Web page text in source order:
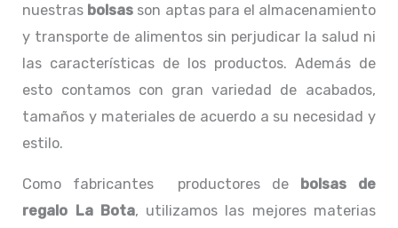
nuestras bolsas son aptas para el almacenamiento
y transporte de alimentos sin perjudicar la salud ni
las características de los productos. Además de
esto contamos con gran variedad de acabados,
tamaños y materiales de acuerdo a su necesidad y
estilo.
Como fabricantes productores de bolsas de
regalo La Bota, utilizamos las mejores materias